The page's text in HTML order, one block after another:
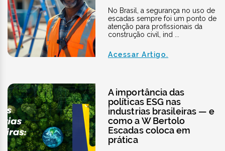
No Brasil, a segurança no uso de
escadas sempre foi um ponto de
atenção para profissionais da
construção civil, ind ...
Acessar Artigo.
A importância das
políticas ESG nas
industrias brasileiras — e
como a W Bertolo
Escadas coloca em
prática